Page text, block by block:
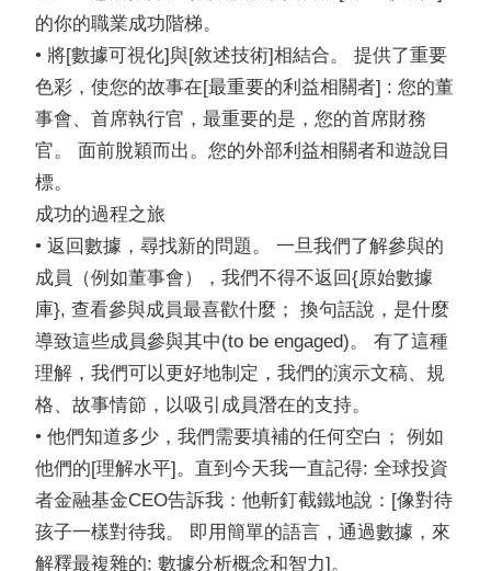
的你的職業成功階梯。
• 將[數據可視化]與[敘述技術]相結合。 提供了重要
色彩，使您的故事在[最重要的利益相關者] : 您的董
事會、首席執行官，最重要的是，您的首席財務
官。 面前脫穎而出。您的外部利益相關者和遊說目
標。
成功的過程之旅
• 返回數據，尋找新的問題。 一旦我們了解參與的
成員（例如董事會），我們不得不返回{原始數據
庫}, 查看參與成員最喜歡什麼； 換句話說，是什麼
導致這些成員參與其中(to be engaged)。 有了這種
理解，我們可以更好地制定，我們的演示文稿、規
格、故事情節，以吸引成員潛在的支持。
• 他們知道多少，我們需要填補的任何空白； 例如
他們的[理解水平]。直到今天我一直記得: 全球投資
者金融基金CEO告訴我：他斬釘截鐵地說：[像對待
孩子一樣對待我。 即用簡單的語言，通過數據，來
解釋最複雜的: 數據分析概念和智力]。